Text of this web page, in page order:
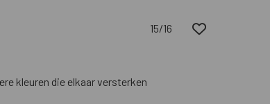
15/16
kleuren die elkaar versterken